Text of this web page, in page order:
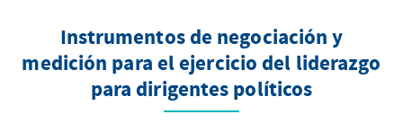
Instrumentos de negociación y
medición para el ejercicio del liderazgo
para dirigentes políticos